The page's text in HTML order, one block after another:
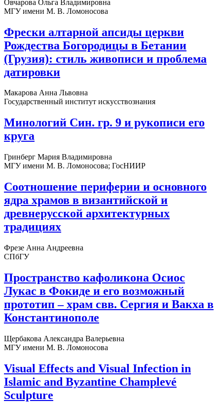
Овчарова Ольга Владимировна
МГУ имени М. В. Ломоносова
Фрески алтарной апсиды церкви
Рождества Богородицы в Бетании
(Грузия): стиль живописи и проблема
датировки
Макарова Анна Львовна
Государственный институт искусствознания
Минологий Син. гр. 9 и рукописи его
круга
Гринберг Мария Владимировна
МГУ имени М. В. Ломоносова; ГосНИИР
Соотношение периферии и основного
ядра храмов в византийской и
древнерусской архитектурных
традициях
Фрезе Анна Андреевна
СПбГУ
Пространство кафоликона Осиос
Лукас в Фокиде и его возможный
прототип – храм свв. Сергия и Вакха в
Константинополе
Щербакова Александра Валерьевна
МГУ имени М. В. Ломоносова
Visual Effects and Visual Infection in
Islamic and Byzantine Champlevé
Sculpture